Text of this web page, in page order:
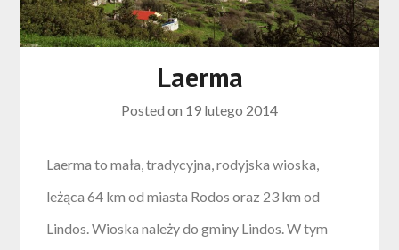
Laerma
Posted on 19 lutego 2014
Laerma to mała, tradycyjna, rodyjska wioska,
leżąca 64 km od miasta Rodos oraz 23 km od
Lindos. Wioska należy do gminy Lindos. W tym